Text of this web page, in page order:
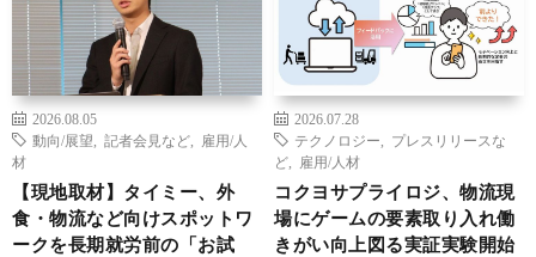
2026.08.05
動向/展望
記者会見など
雇用/人
材
【現地取材】タイミー、外
食・物流など向けスポットワ
ークを長期就労前の「お試
2026.07.28
テクノロジー
プレスリリースな
ど
雇用/人材
コクヨサプライロジ、物流現
場にゲームの要素取り入れ働
きがい向上図る実証実験開始